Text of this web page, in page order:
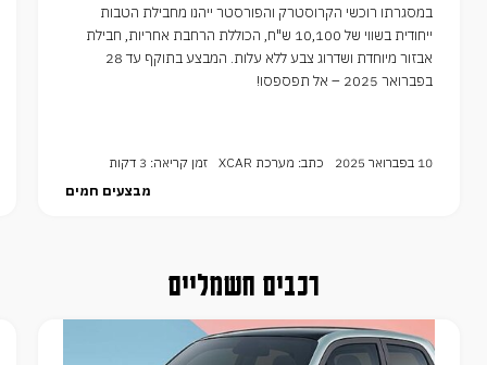
במסגרתו רוכשי הקרוסטרק והפורסטר ייהנו מחבילת הטבות
ייחודית בשווי של 10,100 ש"ח, הכוללת הרחבת אחריות, חבילת
אבזור מיוחדת ושדרוג צבע ללא עלות. המבצע בתוקף עד 28
בפברואר 2025 – אל תפספסו!
10 בפברואר 2025 כתב: מערכת XCAR
זמן קריאה: 3 דקות
מבצעים חמים
רכבים חשמליים